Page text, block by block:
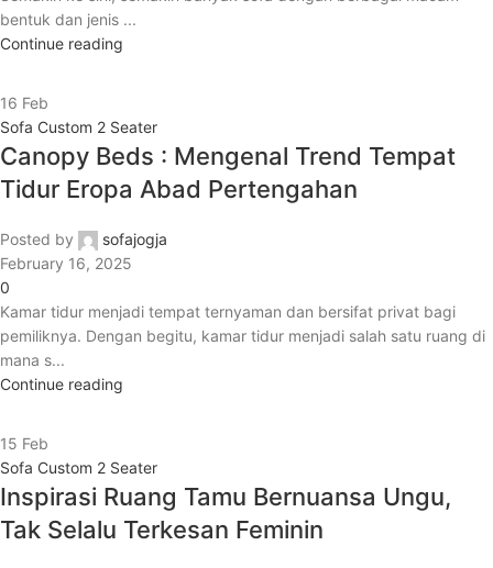
bentuk dan jenis ...
Continue reading
16 Feb
Sofa Custom 2 Seater
Canopy Beds : Mengenal Trend Tempat
Tidur Eropa Abad Pertengahan
Posted by
sofajogja
February 16, 2025
0
Kamar tidur menjadi tempat ternyaman dan bersifat privat bagi
pemiliknya. Dengan begitu, kamar tidur menjadi salah satu ruang di
mana s...
Continue reading
15 Feb
Sofa Custom 2 Seater
Inspirasi Ruang Tamu Bernuansa Ungu,
Tak Selalu Terkesan Feminin